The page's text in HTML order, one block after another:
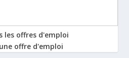
les offres d'emploi
offre d'emploi